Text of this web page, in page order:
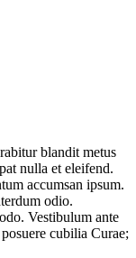
blandit metus
nulla et eleifend.
accumsan ipsum.
odio.
Vestibulum ante
cubilia Curae;